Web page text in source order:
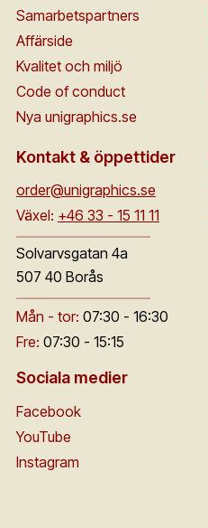
Samarbetspartners
Affärside
Kvalitet och miljö
Code of conduct
Nya unigraphics.se
Kontakt & öppettider
order@unigraphics.se
Växel: +46 33 - 15 11 11
Solvarvsgatan 4a
507 40 Borås
Mån - tor: 07:30 - 16:30
Fre: 07:30 - 15:15
Sociala medier
Facebook
YouTube
Instagram